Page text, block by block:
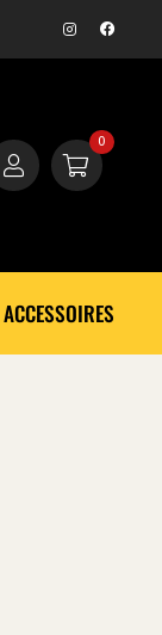
0
ACCESSOIRES